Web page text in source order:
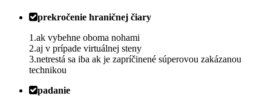
prekročenie hraničnej čiary
1.ak vybehne oboma nohami
2.aj v prípade virtuálnej steny
3.netrestá sa iba ak je zapríčinené súperovou zakázanou
technikou
padanie